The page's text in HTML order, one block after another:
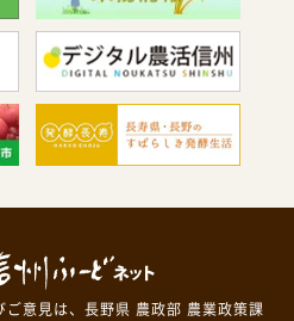
ご意見は、長野県 農政部 農業政策課